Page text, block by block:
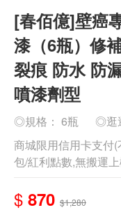
[春佰億]壁癌
漆（6瓶）修
裂痕 防水 防
噴漆劑型
◎規格： 6瓶 ◎逛
商城限用信用卡支付
包/紅利點數,無搬運
$ 870 $1,280